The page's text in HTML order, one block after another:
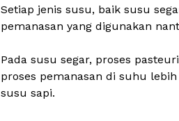
Setiap jenis susu, baik susu
pemanasan yang digunakan
Pada susu segar, proses
proses pemanasan di suhu
susu sapi.